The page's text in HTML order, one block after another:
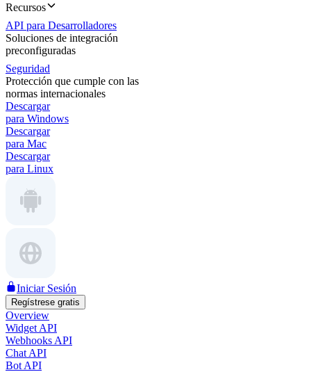
Recursos
API para Desarrolladores
Soluciones de integración
preconfiguradas
Seguridad
Protección que cumple con las
normas internacionales
Descargar
para Windows
Descargar
para Mac
Descargar
para Linux
Iniciar Sesión
Regístrese gratis
Overview
Widget API
Webhooks API
Chat API
Bot API